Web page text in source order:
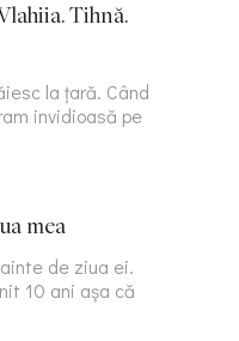
Tihnă.
la țară. Când
invidioasă pe
mea
de ziua ei.
10 ani așa că